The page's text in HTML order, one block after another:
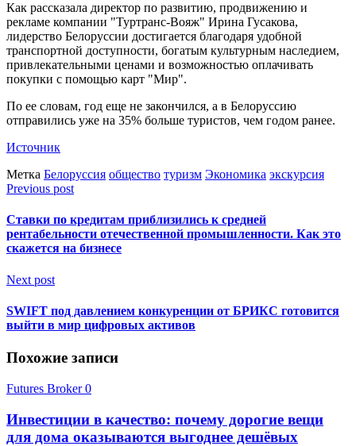
Как рассказала директор по развитию, продвижению и
рекламе компании "Туртранс-Вояж" Ирина Гусакова,
лидерство Белоруссии достигается благодаря удобной
транспортной доступности, богатым культурным наследием,
привлекательными ценами и возможностью оплачивать
покупки с помощью карт "Мир".
По ее словам, год еще не закончился, а в Белоруссию
отправились уже на 35% больше туристов, чем годом ранее.
Источник
Метка Белоруссия общество туризм Экономика экскурсия
Previous post
Ставки по кредитам приблизились к средней
рентабельности отечественной промышленности. Как это
скажется на бизнесе
Next post
SWIFT под давлением конкуренции от БРИКС готовится
выйти в мир цифровых активов
Похожие записи
Futures Broker0
Инвестиции в качество: почему дорогие вещи
для дома оказываются выгоднее дешёвых